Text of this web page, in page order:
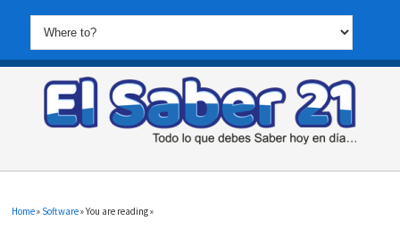
Home» Software» You are reading »